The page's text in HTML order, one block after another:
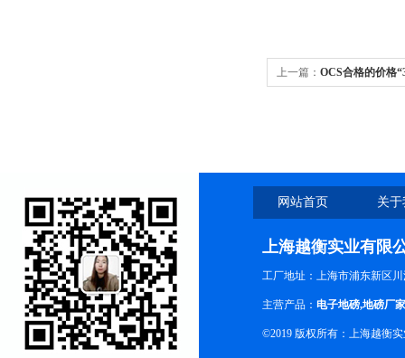
上一篇： OCS合格的价格
网站首页 关
上海越衡实业有限
工厂地址：上海市浦东新区川
主营产品： 电子地磅,地磅厂家
©2019 版权所有：上海越衡